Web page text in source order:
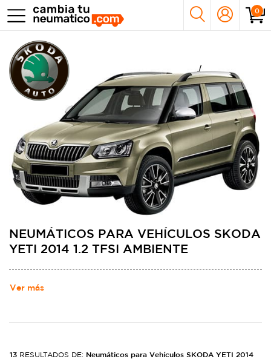
0
NEUMÁTICOS PARA VEHÍCULOS SKODA
YETI 2014 1.2 TFSI AMBIENTE
Ver más
13 RESULTADOS DE: Neumáticos para Vehículos SKODA YETI 2014